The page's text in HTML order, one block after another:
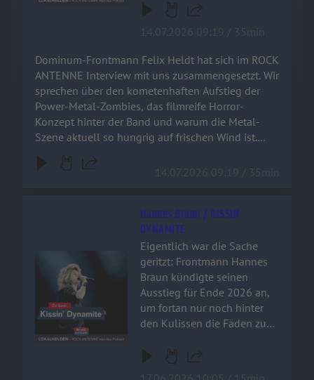
filmreife Horror-Konzept
hungrig auf frischen Wind
ist. Schnappt euch ein kaltes
Bier und checkt aus, was der
„Dr. Dead“ der deutschen
Metal-Szene zu erzählen
hat!
Dominum-Frontmann Felix Heldt hat sich im ROCK
ANTENNE Interview mit uns zusammengesetzt. Wir
sprechen über den kometenhaften Aufstieg der
Power-Metal-Zombies, das filmreife Horror-
Konzept hinter der Band und warum die Metal-
Szene aktuell so hungrig auf frischen Wind ist.
der „Dr. Dead“ der deutschen Metal-Szene zu
Audiotitel - Hannes Braun / KISSIN DYNAMITE
Hannes Braun / KISSIN
DYNAMITE
Eigentlich war die Sache
geritzt: Frontmann Hannes
Braun kündigte seinen
Ausstieg für Ende 2026 an,
um fortan nur noch hinter
den Kulissen die Fäden zu
hundertfache Wunsch der